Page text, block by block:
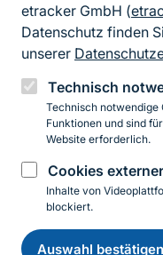
etracker GmbH (
Datenschutz finden
unserer
Technisch
Technisch
Funktionen und sind
Website erforderlich.
Cookies
Inhalte von
blockiert.
Auswahl bestätigen
Instagram
© 2026